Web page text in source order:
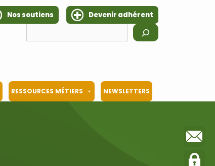
Nos soutiens
Devenir adhérent
RESSOURCES MÉTIERS NEWSLETTERS